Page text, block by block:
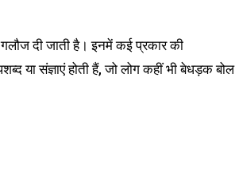
गलौज दी जाती है। इनमें कई प्रकार की
या संज्ञाएं होती हैं, जो लोग कहीं भी बेधड़क बोल